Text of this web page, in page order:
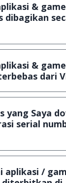
&
dibagikan
aplikasi
&
dari
scanning
sehingga bisa
yang Saya
serial
gratis, namun
jangka waktu
aplikasi /